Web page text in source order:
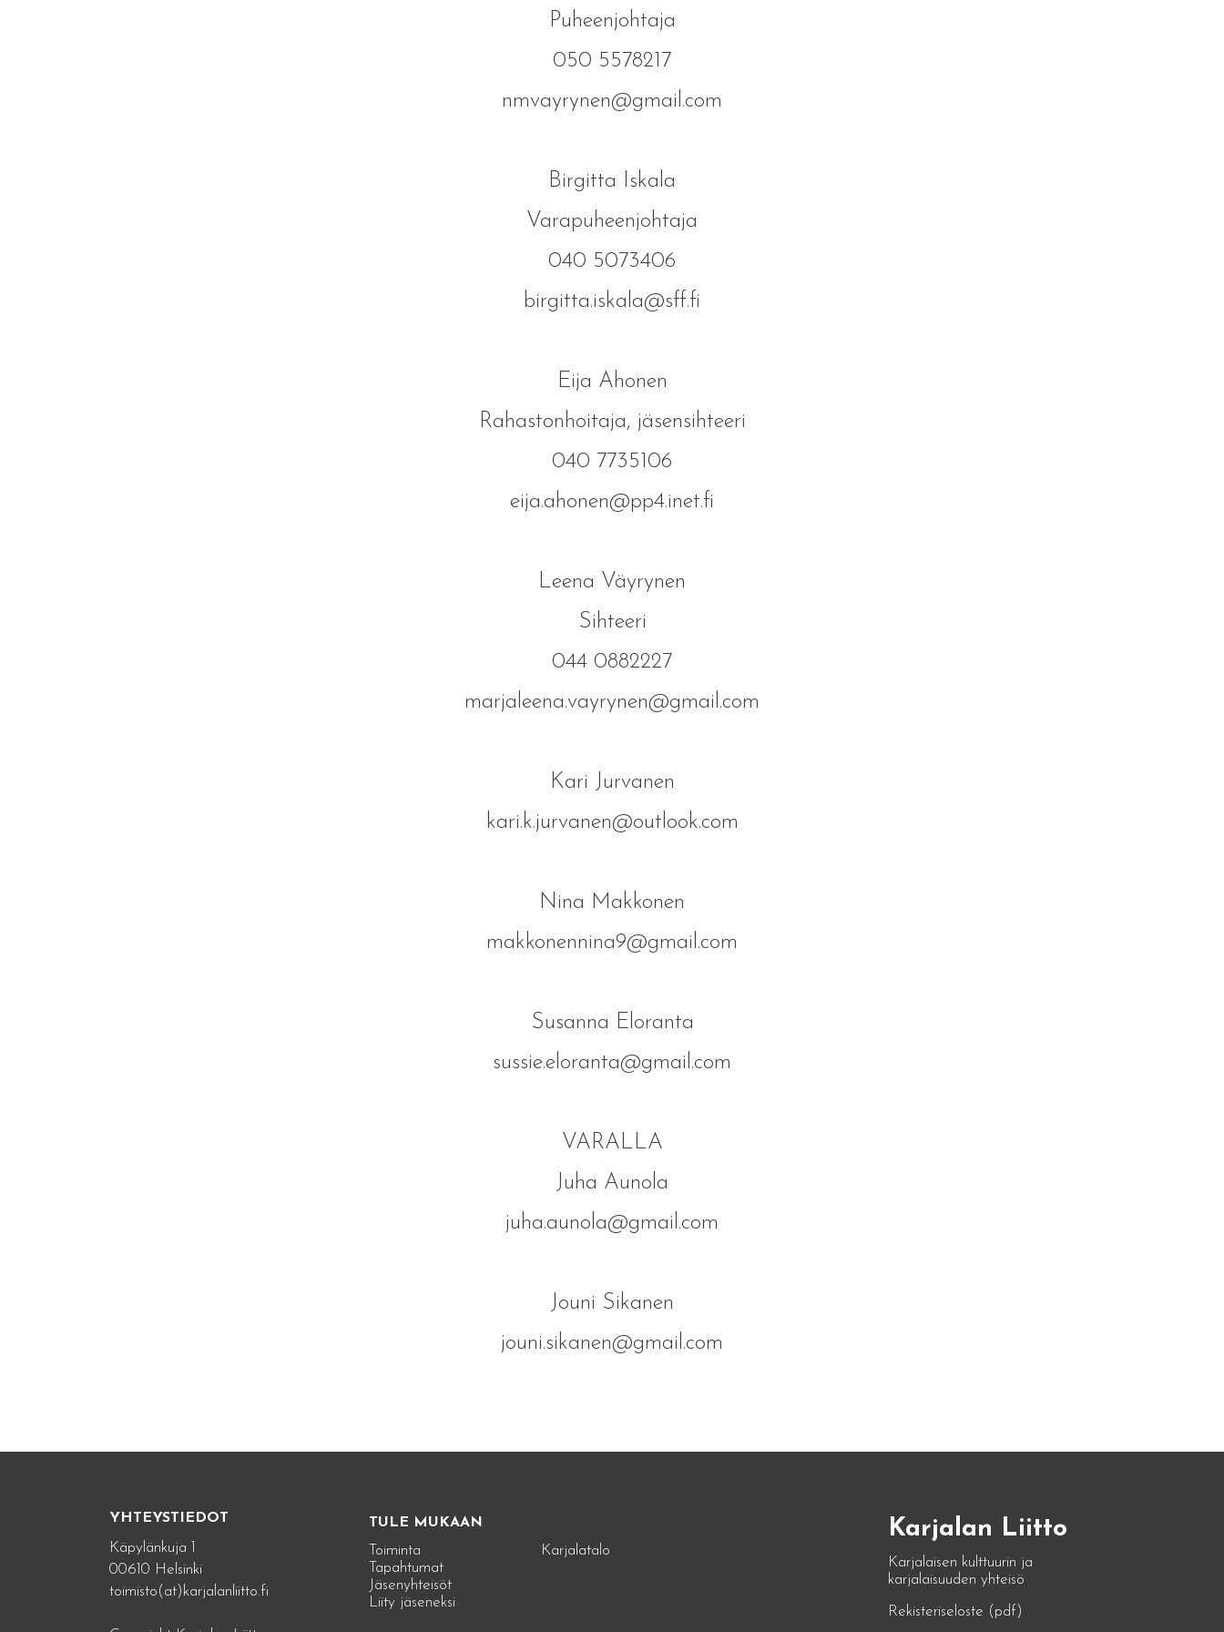
Puheenjohtaja
050 5578217
nmvayrynen@gmail.com
Birgitta Iskala
Varapuheenjohtaja
040 5073406
birgitta.iskala@sff.fi
Eija Ahonen
Rahastonhoitaja, jäsensihteeri
040 7735106
eija.ahonen@pp4.inet.fi
Leena Väyrynen
Sihteeri
044 0882227
marjaleena.vayrynen@gmail.com
Kari Jurvanen
kari.k.jurvanen@outlook.com
Nina Makkonen
makkonennina9@gmail.com
Susanna Eloranta
sussie.eloranta@gmail.com
VARALLA
Juha Aunola
juha.aunola@gmail.com
Jouni Sikanen
jouni.sikanen@gmail.com
YHTEYSTIEDOT
Käpylänkuja 1
00610 Helsinki
toimisto(at)karjalanliitto.fi
TULE MUKAAN
Toiminta
Tapahtumat
Jäsenyhteisöt
Liity jäseneksi
Karjalatalo
Karjalan Liitto
Karjalaisen kulttuurin ja
karjalaisuuden yhteisö
Rekisteriseloste (pdf)